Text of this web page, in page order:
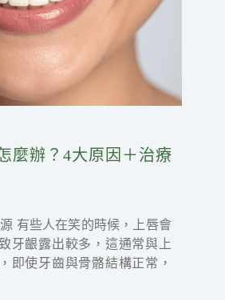
麼辦？4大原因＋治療
有些人在笑的時候，上唇會
牙齦露出較多，這通常與上
即使牙齒與骨骼結構正常，